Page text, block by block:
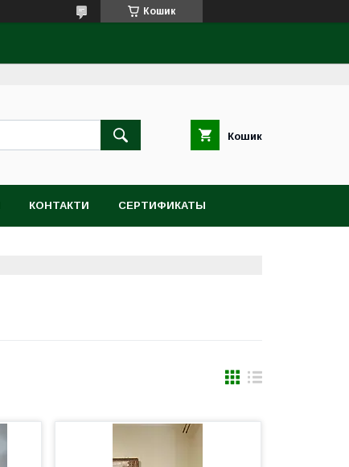
Кошик
Кошик
КОНТАКТИ СЕРТИФИКАТЫ